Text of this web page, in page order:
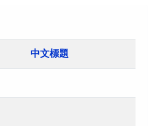
中文標題